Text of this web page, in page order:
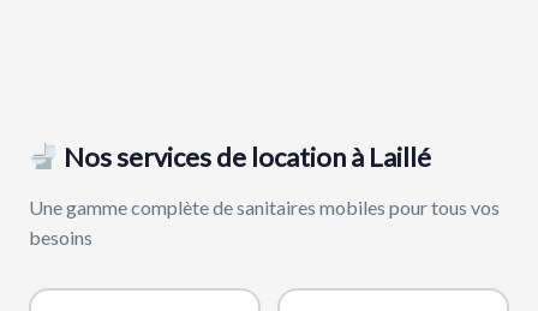
Nos services de location à Laillé
Une gamme complète de sanitaires mobiles pour tous vos
besoins